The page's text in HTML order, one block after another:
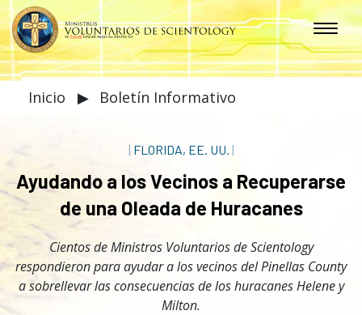
Inicio ▶ Boletín Informativo
| FLORIDA, EE. UU. |
Ayudando a los Vecinos a Recuperarse
de una Oleada de Huracanes
Cientos de Ministros Voluntarios de Scientology
respondieron para ayudar a los vecinos del Pinellas County
a sobrellevar las consecuencias de los huracanes Helene y
Milton.